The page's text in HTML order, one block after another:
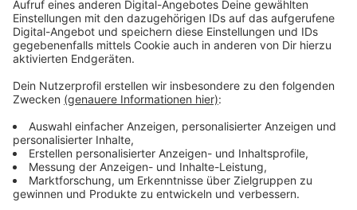
Anzeige
Präventionsmaßnahmen für gefährdete
Verkehrsteilnehmer
Besonders gefährdet im Straßenverkehr sind
Radfahrer, Fußgänger und E-Scooter-Fahrer. Die